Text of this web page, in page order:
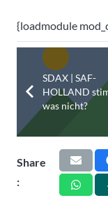
{loadmodule
SDAX | SAF-
HOLLAND
was nicht?
Share
: